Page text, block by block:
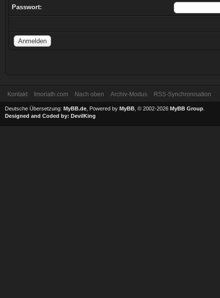
Passwort:
Kontakt Imoriath.com Nach oben Archiv-Modus RSS-Synchronisation
Deutsche Übersetzung: MyBB.de , Powered by MyBB , © 2002-2026 MyBB Group
Designed and Coded by: DevilKing